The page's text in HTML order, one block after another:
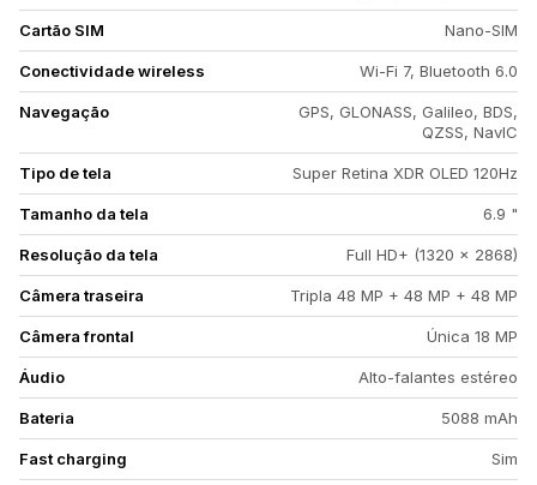
Cartão SIM Nano-SIM
Conectividade wireless Wi-Fi 7, Bluetooth 6.0
Navegação
GPS, GLONASS, Galileo, BDS,
QZSS, NavIC
Tipo de tela Super Retina XDR OLED 120Hz
Tamanho da tela 6.9 "
Resolução da tela Full HD+ (1320 x 2868)
Câmera traseira Tripla 48 MP + 48 MP + 48 MP
Câmera frontal Única 18 MP
Áudio Alto-falantes estéreo
Bateria 5088 mAh
Fast charging Sim